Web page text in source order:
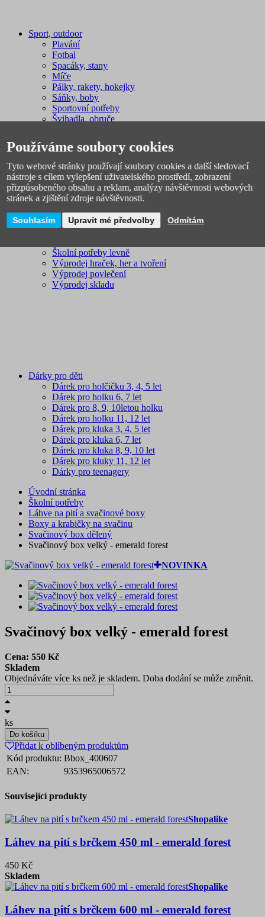
Sport, outdoor
Plavání
Fotbal
Spacáky, stany
Míče
Pálky, rakety, hokejky
Sáňky, boby
Sportovní potřeby
Švihadla, obruče
Novinky
VÝPRODEJ
Školní potřeby levně
Výprodej hraček, her a tvoření
Výprodej povlečení
Výprodej skladu
Dárky pro děti
Dárek pro holčičku 3, 4, 5 let
Dárek pro holku 6, 7 let
Dárek pro 8, 9, 10letou holku
Dárek pro holku 11, 12 let
Dárek pro kluka 3, 4, 5 let
Dárek pro kluka 6, 7 let
Dárek pro kluka 8, 9, 10 let
Dárek pro kluky 11, 12 let
Dárky pro teenagery
Úvodní stránka
Školní potřeby
Láhve na pití a svačinové boxy
Boxy a krabičky na svačinu
Svačinový box dělený
Svačinový box velký - emerald forest
NOVINKA
Svačinový box velký - emerald forest
Cena: 550 Kč
Skladem
Objednáváte více ks než je skladem. Doba dodání se může změnit.
ks
Do košíku
Přidat k oblíbeným produktům
Kód produktu: Bbox_400607
EAN:
9353965006572
Související produkty
Shopalike
Láhev na pití s brčkem 450 ml - emerald forest
450 Kč
Skladem
Shopalike
Láhev na pití s brčkem 600 ml - emerald forest
Používáme soubory cookies
Tyto webové stránky používají soubory cookies a další sledovací
nástroje s cílem vylepšení uživatelského prostředí, zobrazení
přizpůsobeného obsahu a reklam, analýzy návštěvnosti webových
stránek a zjištění zdroje návštěvnosti.
Souhlasím Upravit mé předvolby Odmítám